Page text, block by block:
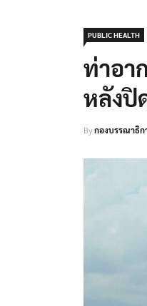
PUBLIC HEALTH
ท่าอา
หลังปิ
Byกองบรรณาธิก